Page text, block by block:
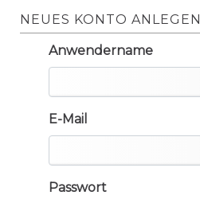
NEUES KONTO ANLEGEN
Anwendername
E-Mail
Passwort